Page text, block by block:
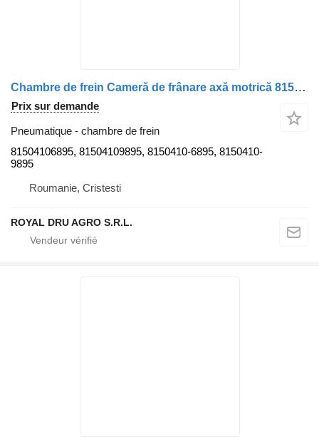
Chambre de frein Cameră de frânare axă motrică 81504106895 pour camion MAN 81504106895/81504109895
Prix sur demande
Pneumatique - chambre de frein
81504106895, 81504109895, 8150410-6895, 8150410-
9895
Roumanie, Cristesti
ROYAL DRU AGRO S.R.L.